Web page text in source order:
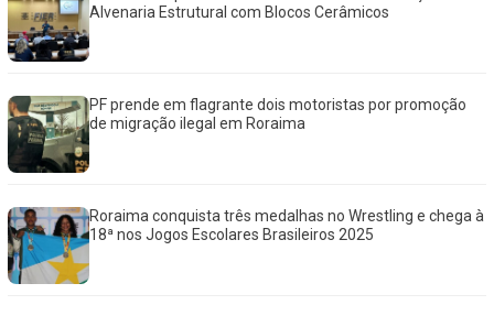
Alvenaria Estrutural com Blocos Cerâmicos
PF prende em flagrante dois motoristas por promoção
de migração ilegal em Roraima
Roraima conquista três medalhas no Wrestling e chega à
18ª nos Jogos Escolares Brasileiros 2025